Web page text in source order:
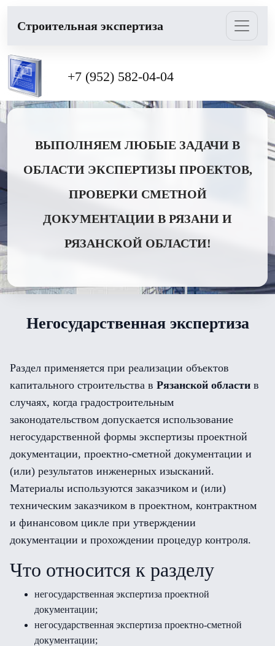
Cтроительная экспертиза
+7 (952) 582-04-04
ВЫПОЛНЯЕМ ЛЮБЫЕ ЗАДАЧИ В
ОБЛАСТИ ЭКСПЕРТИЗЫ ПРОЕКТОВ,
ПРОВЕРКИ СМЕТНОЙ
ДОКУМЕНТАЦИИ В РЯЗАНИ И
РЯЗАНСКОЙ ОБЛАСТИ!
Негосударственная экспертиза
Раздел применяется при реализации объектов
капитального строительства в Рязанской области в
случаях, когда градостроительным
законодательством допускается использование
негосударственной формы экспертизы проектной
документации, проектно-сметной документации и
(или) результатов инженерных изысканий.
Материалы используются заказчиком и (или)
техническим заказчиком в проектном, контрактном
и финансовом цикле при утверждении
документации и прохождении процедур контроля.
Что относится к разделу
негосударственная экспертиза проектной
документации;
негосударственная экспертиза проектно-сметной
документации;